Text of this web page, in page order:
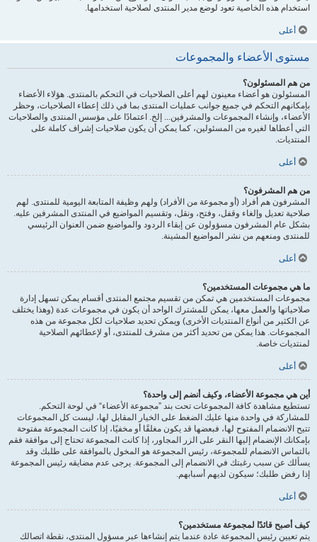
استخدام هذه الخاصية تعود لوضع مدير المنتدى لصلاحية استخدامها.
أعلى
مستوى الأعضاء والمجموعات
من هم المسئولون؟
المسئولون هو أعضاء معينون لهم أعلى الصلاحيات في التحكم بالمنتدى. هؤلاء الأعضاء
بإمكانهم التحكم في جميع جوانب عمليات المنتدى بما في ذلك إعطاء الصلاحيات، وحظر
الأعضاء، وإنشاء المجموعات والمشرفين... إلخ. اعتمادًا على مؤسس المنتدى والصلاحيات
التي أعطاها لغيره من المسئولين، كما يمكن أن يكون صلاحيات إشراف كاملة على
المنتديات.
أعلى
من هم المشرفون؟
المشرفون هم أفراد (أو مجموعة من الأفراد) ولهم وظيفة المتابعة اليومية للمنتدى. لهم
صلاحية تعديل وإلغاء وقفل، وفتح، ونقل، وتقسيم المواضيع في المنتدى المشرفين عليه.
بشكل عام المشرفون مسؤولون عن إبقاء الردود والمواضيع ضمن العنوان الرئيسي
للمنتدى ومنعهم من نشر المواضيع المشينة.
أعلى
ما هي مجموعات المستخدمين؟
مجموعات المستخدمين هي تمكن من تقسيم مجتمع المنتدى أقسام يمكن تسهل إدارة
صلاحياتها والعمل معها، يمكن للمشترك الواحد أن يكون في مجموعات عدة (وهذا يختلف
عن الكثير من أنواع المنتديات الأخرى) ويمكن تحديد صلاحيات لكل مجموعة من هذه
المجموعات. هذا يمكن من تحديد أكثر من مشرف للمنتدى، أو لإعطائهم الصلاحية
لمنتديات خاصة.
أعلى
أين هي مجموعة الأعضاء، وكيف أنضم إلى واحدة؟
تستطيع مشاهدة كافة المجموعات تحت بند ”مجموعة الأعضاء“ في لوحة التحكم.
للمشاركة في واحدة منها عليك الضغط على الخيار المقابل لها، ليست كل المجموعات
تتيح الانضمام المفتوح لها، فبعضها قد يكون مغلقًا أو مخفيًا، إذا كانت المجموعة مفتوحة
بإمكانك الإنضمام إليها النقر على الزر المجاور، إذا كانت المجموعة تحتاج إلى موافقة فقم
بالتماس الانضمام للمجموعة، رئيس المجموعة هو المخول بالموافقة على طلبك وقد
يسألك عن سبب رغبتك في الانضمام إلى المجموعة. يرجى عدم مضايقه رئيس المجموعة
إذا رفض طلبك؛ سيكون لديهم أسبابهم.
أعلى
كيف أصبح قائدًا لمجموعة مستخدمين؟
يتم تعيين رئيس المجموعة عادة عندما يتم إنشاءها عبر مسؤول المنتدى، نقطة اتصالك